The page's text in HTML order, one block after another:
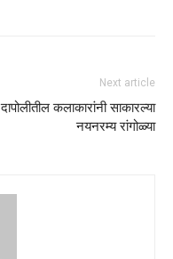
Next article
दापोलीतील कलाकारांनी साकारल्या
नयनरम्य रांगोळ्या